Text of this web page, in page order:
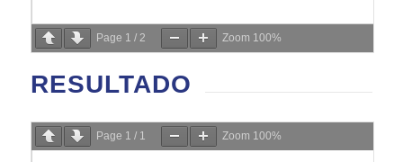
Page 1 / 2 Zoom 100%
RESULTADO
Page 1 / 1 Zoom 100%